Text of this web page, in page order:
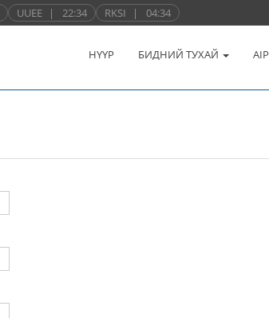
UUEE | 22:34 RKSI | 04:34
НҮҮР БИДНИЙ ТУХАЙ AIP